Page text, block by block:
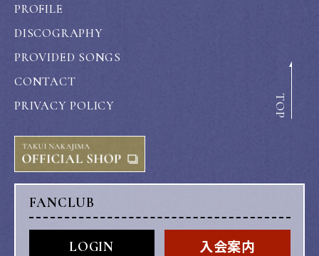
PROFILE
DISCOGRAPHY
PROVIDED SONGS
CONTACT
PRIVACY POLICY
TOP
FANCLUB
LOGIN 入会案内